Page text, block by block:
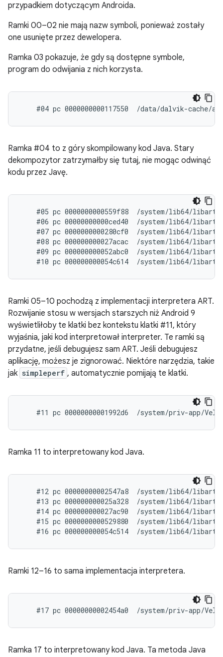
przypadkiem dotyczącym Androida.
Ramki 00–02 nie mają nazw symboli, ponieważ zostały
one usunięte przez dewelopera.
Ramka 03 pokazuje, że gdy są dostępne symbole,
program do odwijania z nich korzysta.
Ramka #04 to z góry skompilowany kod Java. Stary
dekompozytor zatrzymałby się tutaj, nie mogąc odwinąć
kodu przez Javę.
#05 pc 0000000000559f88  /system/lib64/
#06 pc 00000000000ced40  /system/lib64/
#07 pc 0000000000280cf0  /system/lib64/
#08 pc 000000000027acac  /system/lib64/
#09 pc 000000000052abc0  /system/lib64/
Ramki 05–10 pochodzą z implementacji interpretera ART.
Rozwijanie stosu w wersjach starszych niż Android 9
wyświetliłoby te klatki bez kontekstu klatki #11, który
wyjaśnia, jaki kod interpretował interpreter. Te ramki są
przydatne, jeśli debugujesz sam ART. Jeśli debugujesz
aplikację, możesz je zignorować. Niektóre narzędzia, takie
jak simpleperf , automatycznie pomijają te klatki.
Ramka 11 to interpretowany kod Java.
#12 pc 00000000002547a8  /system/lib64/
#13 pc 000000000025a328  /system/lib64/
#14 pc 000000000027ac90  /system/lib64/
#15 pc 0000000000529880  /system/lib64/
Ramki 12–16 to sama implementacja interpretera.
Ramka 17 to interpretowany kod Java. Ta metoda Java